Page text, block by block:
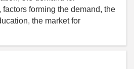
forming the demand, the
the market for